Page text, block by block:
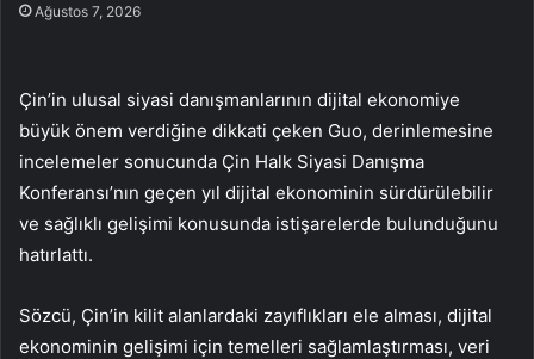
Ağustos 7, 2026
Çin’in ulusal siyasi danışmanlarının dijital ekonomiye
büyük önem verdiğine dikkati çeken Guo, derinlemesine
incelemeler sonucunda Çin Halk Siyasi Danışma
Konferansı’nın geçen yıl dijital ekonominin sürdürülebilir
ve sağlıklı gelişimi konusunda istişarelerde bulunduğunu
hatırlattı.
Sözcü, Çin’in kilit alanlardaki zayıflıkları ele alması, dijital
ekonominin gelişimi için temelleri sağlamlaştırması, veri